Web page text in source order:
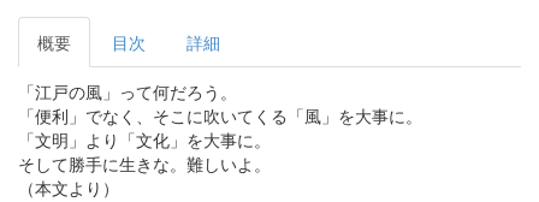
概要 目次 詳細
「江戸の風」って何だろう。
「便利」でなく、そこに吹いてくる「風」を大事に。
「文明」より「文化」を大事に。
そして勝手に生きな。難しいよ。
（本文より）